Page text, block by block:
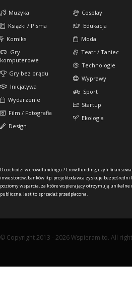
Muzyka
Książki / Pisma
Komiks
Gry
komputerowe
Gry bez prądu
Inicjatywa
Wydarzenie
Film / Fotografia
Design
Cosplay
Edukacja
Moda
Teatr / Taniec
Technologie
Wyprawy
Sport
Startup
Ekologia
O co chodzi w crowdfundingu ?Crowdfunding, czyli
inwestorów, banków itp. projektodawca zyskuje
poziomy wsparcia, za które wspierający otrzymują
publiczna. Jest to sprzedaż przedpłacona.
© Copyright 2013 - 2026 Wspieram.to. All